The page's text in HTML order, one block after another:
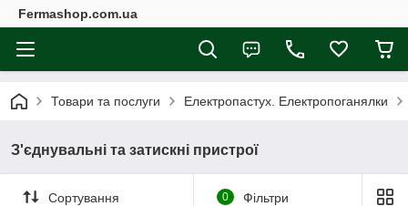
Fermashop.com.ua
Товари та послуги Електропастух. Електропоганялки
З'єднувальні та затискні пристрої
Сортування 0 Фільтри